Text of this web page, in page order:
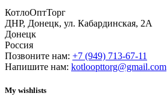
КотлоОптТорг
ДНР, Донецк, ул. Кабардинская, 2А
Донецк
Россия
Позвоните нам: +7 (949) 713-67-11
Напишите нам: kotloopttorg@gmail.com
My wishlists